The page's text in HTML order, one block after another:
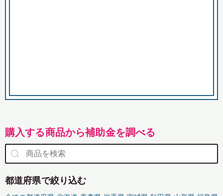
購入する商品から補助金を調べる
都道府県で絞り込む